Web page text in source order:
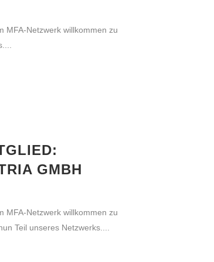
MFA-Netzwerk willkommen zu
GMBH
MFA-Netzwerk willkommen zu
Teil unseres Netzwerks....
WEITERE LINKS